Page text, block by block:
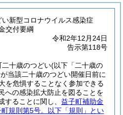
新型コロナウイルス感染症
交付要綱
令和2年12月24日
告示第118号
二十歳のつどい(以下「二十歳の
当該二十歳のつどい開催日前に
を危惧することなく参加できる
への感染拡大防止を図ることを
することに関し、 益子町補助金
規則第5号。以下「規則」とい